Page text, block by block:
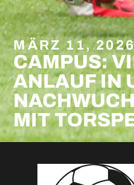
MÄRZ 11,
CAMPUS:
ANLAUF IN
MIT